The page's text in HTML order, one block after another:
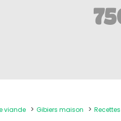
viande Gibiers maison